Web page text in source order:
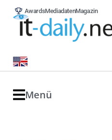
AwardsMediadatenMagazin
Menü